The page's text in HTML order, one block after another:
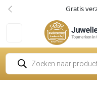
Skip to content
Skip to footer Gratis
Vorige
P
o
d